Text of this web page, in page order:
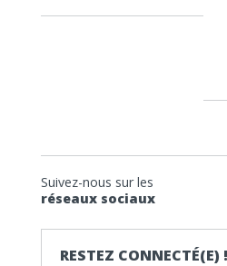
Suivez-nous sur les
réseaux sociaux
RESTEZ CONNECTÉ(E) !